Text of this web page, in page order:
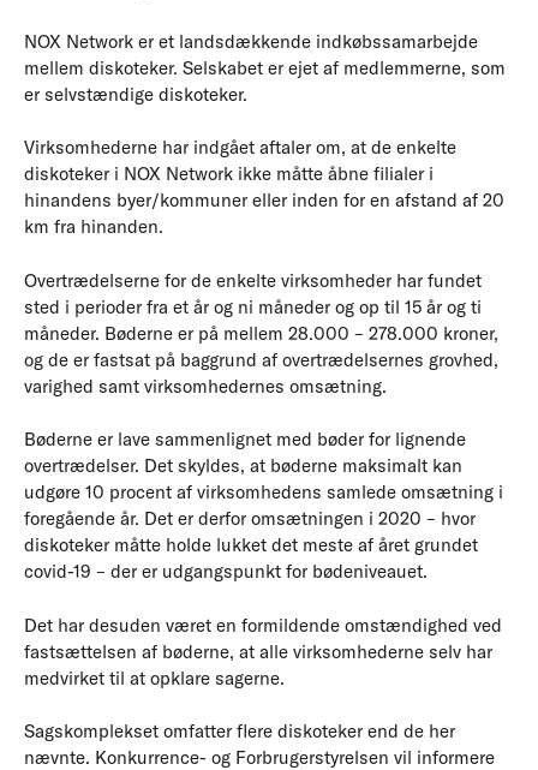
NOX Network er et landsdækkende indkøbssamarbejde
mellem diskoteker. Selskabet er ejet af medlemmerne, som
er selvstændige diskoteker.
Virksomhederne har indgået aftaler om, at de enkelte
diskoteker i NOX Network ikke måtte åbne filialer i
hinandens byer/kommuner eller inden for en afstand af 20
km fra hinanden.
Overtrædelserne for de enkelte virksomheder har fundet
sted i perioder fra et år og ni måneder og op til 15 år og ti
måneder. Bøderne er på mellem 28.000 – 278.000 kroner,
og de er fastsat på baggrund af overtrædelsernes grovhed,
varighed samt virksomhedernes omsætning.
Bøderne er lave sammenlignet med bøder for lignende
overtrædelser. Det skyldes, at bøderne maksimalt kan
udgøre 10 procent af virksomhedens samlede omsætning i
foregående år. Det er derfor omsætningen i 2020 – hvor
diskoteker måtte holde lukket det meste af året grundet
covid-19 – der er udgangspunkt for bødeniveauet.
Det har desuden været en formildende omstændighed ved
fastsættelsen af bøderne, at alle virksomhederne selv har
medvirket til at opklare sagerne.
Sagskomplekset omfatter flere diskoteker end de her
nævnte. Konkurrence- og Forbrugerstyrelsen vil informere